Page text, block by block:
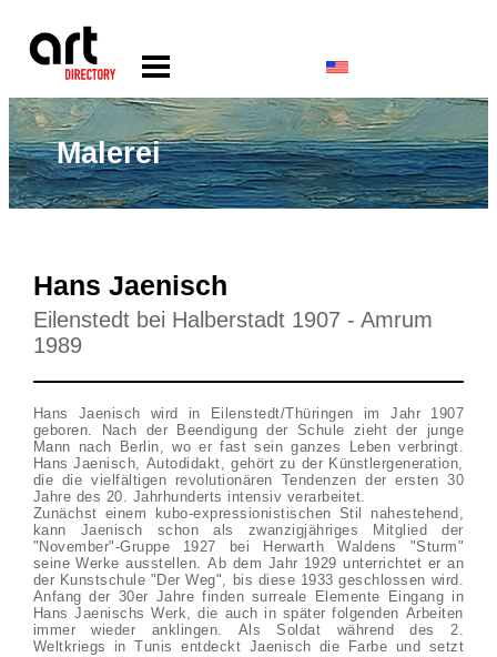
Malerei
Hans Jaenisch
Eilenstedt bei Halberstadt 1907 - Amrum
1989
Hans Jaenisch wird in Eilenstedt/Thüringen im Jahr 1907
geboren. Nach der Beendigung der Schule zieht der junge
Mann nach Berlin, wo er fast sein ganzes Leben verbringt.
Hans Jaenisch, Autodidakt, gehört zu der Künstlergeneration,
die die vielfältigen revolutionären Tendenzen der ersten 30
Jahre des 20. Jahrhunderts intensiv verarbeitet.
Zunächst einem kubo-expressionistischen Stil nahestehend,
kann Jaenisch schon als zwanzigjähriges Mitglied der
"November"-Gruppe 1927 bei Herwarth Waldens "Sturm"
seine Werke ausstellen. Ab dem Jahr 1929 unterrichtet er an
der Kunstschule "Der Weg", bis diese 1933 geschlossen wird.
Anfang der 30er Jahre finden surreale Elemente Eingang in
Hans Jaenischs Werk, die auch in später folgenden Arbeiten
immer wieder anklingen. Als Soldat während des 2.
Weltkriegs in Tunis entdeckt Jaenisch die Farbe und setzt